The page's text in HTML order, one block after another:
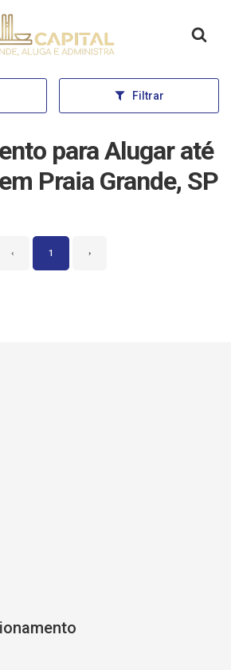
inicial
Filtrar
para Alugar até
Praia Grande, SP
‹ 1 ›